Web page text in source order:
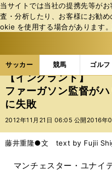
当サイトでは当社の提携先等が
査・分析したり、お客様にお勧
okie を使⽤する場合があります
サッカー 競馬 ゴルフ
ス
ポ
ル
テ
ー
バ
サッカーの記事一覧
【イングランド】
ファーガソン監督が
に失敗
2012年11月21日 06:05 公開 2016年
藤井重隆●文 text by Fujii
マンチェスター・ユナイ